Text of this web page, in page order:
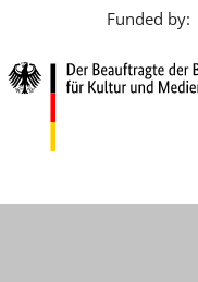
Funded by: